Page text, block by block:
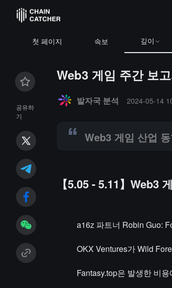
첫 페이지 속보 깊이
BTC$64,619.69 $1,909.83
공유하
기
Web3 게임 주간 보
발자국 분석 2024-05-14
Web3 게임 산업
【5.05 - 5.11】Web3
a16z 파트너 Robin Guo:
OKX Ventures가 Wild
Fantasy.top은 발생한 비